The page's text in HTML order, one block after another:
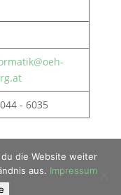
- 6035
die Website weiter
aus. Impressum